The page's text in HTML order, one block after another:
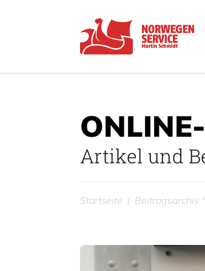
Artikel und
Startseite Beitragsarchiv